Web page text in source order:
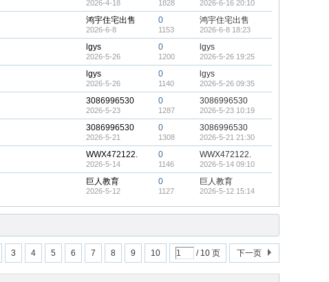
2026-4-18 1828 2026-6-16 20:10
鸿宇住宅出售
2026-6-8
0
1153
鸿宇住宅出售
2026-6-8 18:23
lgys
2026-5-26
0
1200
lgys
2026-5-26 19:25
lgys
2026-5-26
0
1140
lgys
2026-5-26 09:35
3086996530
2026-5-23
0
1287
3086996530
2026-5-23 10:19
3086996530
2026-5-21
0
1308
3086996530
2026-5-21 21:30
WWX472122.
2026-5-14
0
1146
WWX472122.
2026-5-14 09:10
巨人教育
2026-5-12
0
1127
巨人教育
2026-5-12 15:14
3 4 5 6 7 8 9 10 / 10 页 下一页